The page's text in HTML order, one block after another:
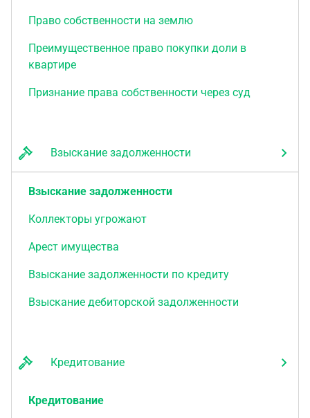
Право собственности на землю
Преимущественное право покупки доли в
квартире
Признание права собственности через суд
Взыскание задолженности
Взыскание задолженности
Коллекторы угрожают
Арест имущества
Взыскание задолженности по кредиту
Взыскание дебиторской задолженности
Кредитование
Кредитование